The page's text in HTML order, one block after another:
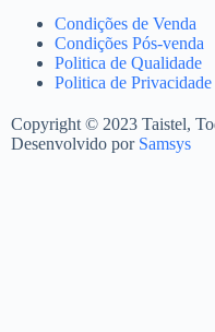
Condições de Venda
Condições Pós-venda
Politica de Qualidade
Politica de Privacidade
Copyright © 2023 Taistel,
Desenvolvido por Samsys